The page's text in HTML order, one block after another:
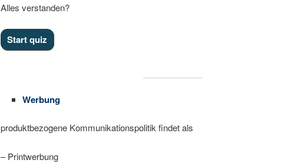
Alles verstanden?
Werbung
produktbezogene Kommunikationspolitik findet als
– Printwerbung